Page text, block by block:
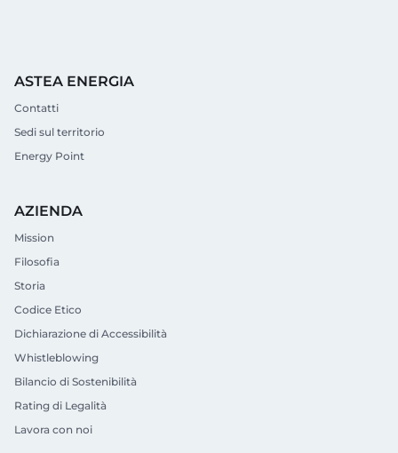
ASTEA ENERGIA
Contatti
Sedi sul territorio
Energy Point
AZIENDA
Mission
Filosofia
Storia
Codice Etico
Dichiarazione di Accessibilità
Whistleblowing
Bilancio di Sostenibilità
Rating di Legalità
Lavora con noi